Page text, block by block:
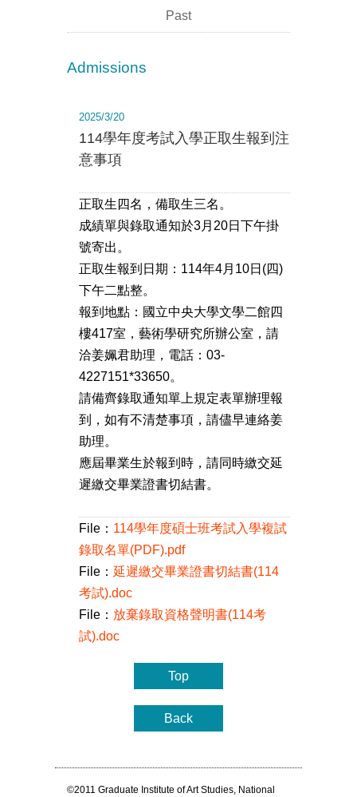
Past
Admissions
2025/3/20
114學年度考試入學正取生報到注
意事項
正取生四名，備取生三名。
成績單與錄取通知於3月20日下午掛
號寄出。
正取生報到日期：114年4月10日(四)
下午二點整。
報到地點：國立中央大學文學二館四
樓417室，藝術學研究所辦公室，請
洽姜姵君助理，電話：03-
4227151*33650。
請備齊錄取通知單上規定表單辦理報
到，如有不清楚事項，請儘早連絡姜
助理。
應屆畢業生於報到時，請同時繳交延
遲繳交畢業證書切結書。
File： 114學年度碩士班考試入學複試
錄取名單(PDF).pdf
File： 延遲繳交畢業證書切結書(114
考試).doc
File： 放棄錄取資格聲明書(114考
試).doc
Top
Back
©2011 Graduate Institute of Art Studies, National